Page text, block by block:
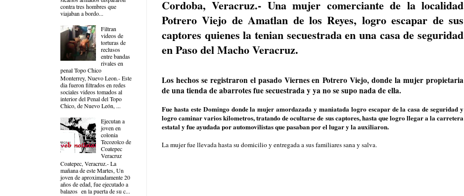
Cordoba, Veracruz.- Una mujer comerciante de la localidad
Potrero Viejo de Amatlan de los Reyes, logro escapar de sus
captores quienes la tenian secuestrada en una casa de seguridad
en Paso del Macho Veracruz.
Los hechos se registraron el pasado Viernes en Potrero Viejo, donde la mujer propietaria
de una tienda de abarrotes fue secuestrada y ya no se supo nada de ella.
Fue hasta este Domingo donde la mujer amordazada y maniatada logro escapar de la casa de seguridad y
logro caminar varios kilometros, tratando de ocultarse de sus captores, hasta que logro llegar a la carretera
estatal y fue ayudada por automovilistas que pasaban por el lugar y la auxiliaron.
La mujer fue llevada hasta su domicilio y entregada a sus familiares sana y salva.
contra tres hombres que
viajaban a bordo...
Filtran
videos de
torturas de
reclusos
entre bandas
rivales en
penal Topo Chico
Monterrey, Nuevo Leon.- Este
dia fueron filtrados en redes
sociales videos tomados al
interior del Penal del Topo
Chico, de Nuevo León, ...
Ejecutan a
joven en
colonia
Tecozolco de
Coatepec
Veracruz
Coatepec, Veracruz.- La
mañana de este Martes, Un
joven de aproximadamente 20
años de edad, fue ejecutado a
balazos en la puerta de su c...